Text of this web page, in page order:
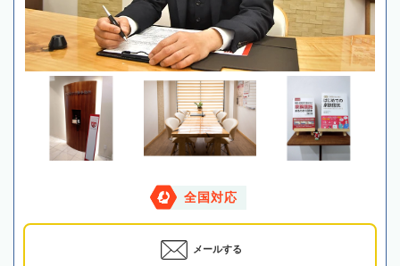
全国対応
メールする